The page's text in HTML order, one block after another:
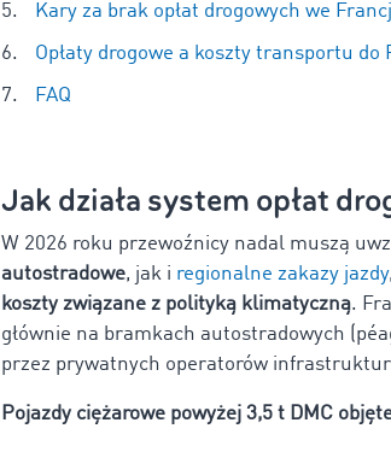
Kary za brak opłat drogowych we
Opłaty drogowe a koszty transportu do
FAQ
Jak działa system opłat
W 2026 roku przewoźnicy nadal muszą
autostradowe, jak i regionalne zakazy jazdy,
koszty związane z polityką klimatyczną.
głównie na bramkach autostradowych
przez prywatnych operatorów
Pojazdy ciężarowe powyżej 3,5 t DMC